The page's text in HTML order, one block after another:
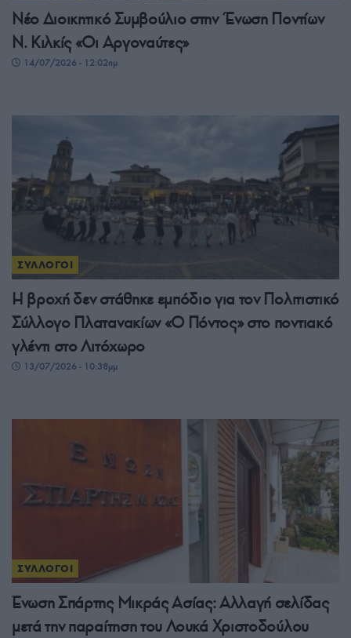
Νέο Διοικητικό Συμβούλιο στην Ένωση Ποντίων
Ν. Κιλκίς «Οι Αργοναύτες»
14/07/2026 - 12:02πμ
ΣΥΛΛΟΓΟΙ
Η βροχή δεν στάθηκε εμπόδιο για τον Πολιτιστικό
Σύλλογο Πλατανακίων «Ο Πόντος» στο ποντιακό
γλέντι στο Λιτόχωρο
13/07/2026 - 10:38μμ
ΣΥΛΛΟΓΟΙ
Ένωση Σπάρτης Μικράς Ασίας: Αλλαγή σελίδας
μετά την παραίτηση του Λουκά Χριστοδούλου